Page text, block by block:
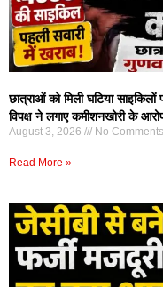
छात्राओं को मिली घटिया
विपक्ष ने लगाए कमीशनखोरी के
August 3, 2026 No Comments
Read More »